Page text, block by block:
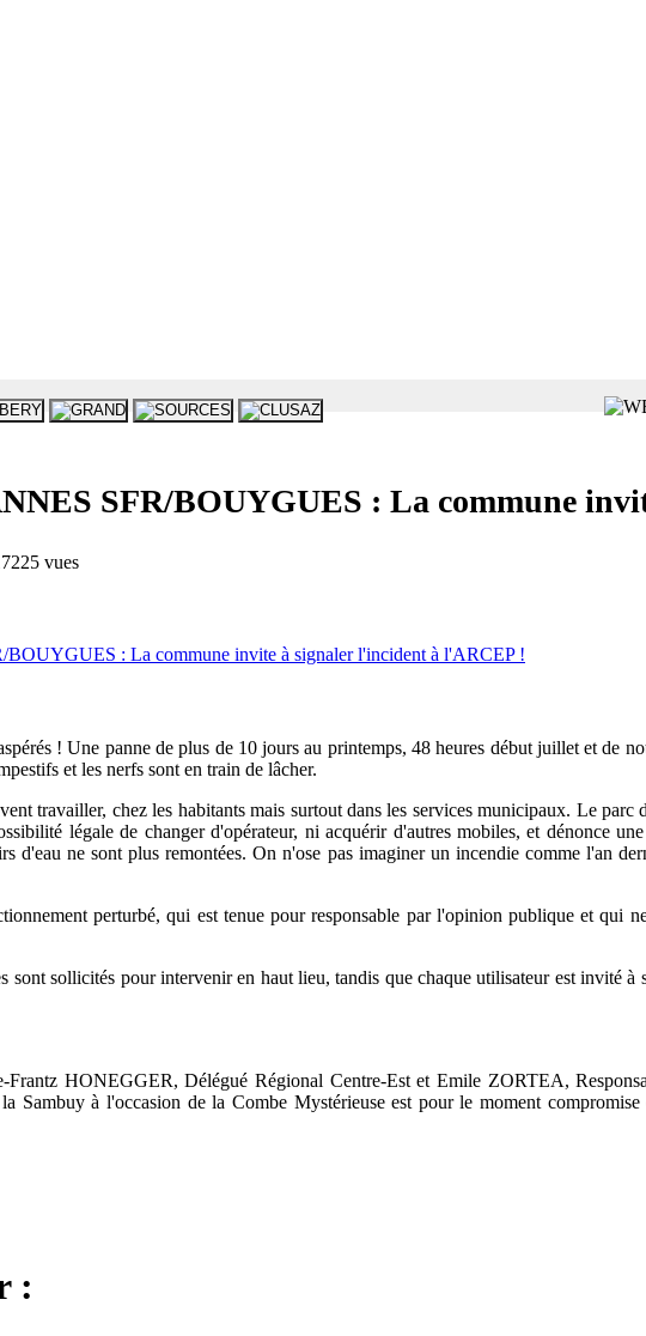
SFR/BOUYGUES : La commune
vues
! Une panne de plus de 10 jours au printemps, 48 heures début juillet et de
et les nerfs sont en train de lâcher.
travailler, chez les habitants mais surtout dans les services municipaux. Le
légale de changer d'opérateur, ni acquérir d'autres mobiles, et dénonce
d'eau ne sont plus remontées. On n'ose pas imaginer un incendie comme l'an
perturbé, qui est tenue pour responsable par l'opinion publique et qui
sont sollicités pour intervenir en haut lieu, tandis que chaque utilisateur est
HONEGGER, Délégué Régional Centre-Est et Emile ZORTEA,
Sambuy à l'occasion de la Combe Mystérieuse est pour le moment
: